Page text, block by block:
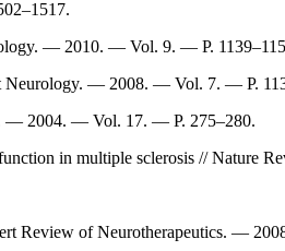
— 2010. — Vol. 9. — P.
Neurology. — 2008. — Vol. 7. — P.
— 2004. — Vol. 17. — P. 275–280.
in multiple sclerosis // Nature
Review of Neurotherapeutics. —